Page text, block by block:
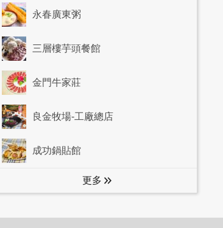
永春廣東粥
三層樓芋頭餐館
金門牛家莊
良金牧場-工廠總店
成功鍋貼館
更多